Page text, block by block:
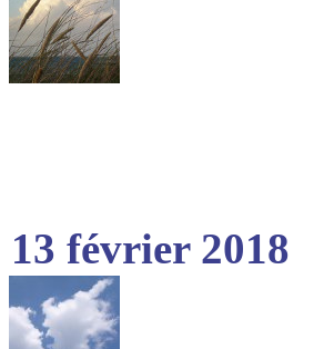
13 février 2018